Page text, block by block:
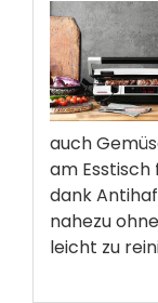
auch
am Esstisch
dank
nahezu
leicht zu